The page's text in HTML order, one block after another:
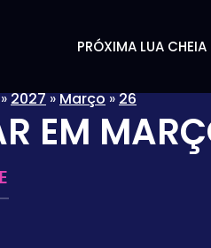
PRÓXIMA LUA CHEIA
2027»Março»26
EM